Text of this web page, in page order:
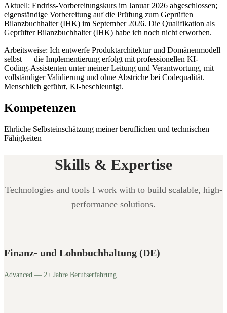
Aktuell: Endriss-Vorbereitungskurs im Januar 2026 abgeschlossen;
eigenständige Vorbereitung auf die Prüfung zum Geprüften
Bilanzbuchhalter (IHK) im September 2026. Die Qualifikation als
Geprüfter Bilanzbuchhalter (IHK) habe ich noch nicht erworben.
Arbeitsweise: Ich entwerfe Produktarchitektur und Domänenmodell
selbst — die Implementierung erfolgt mit professionellen KI-
Coding-Assistenten unter meiner Leitung und Verantwortung, mit
vollständiger Validierung und ohne Abstriche bei Codequalität.
Menschlich geführt, KI-beschleunigt.
Kompetenzen
Ehrliche Selbsteinschätzung meiner beruflichen und technischen
Fähigkeiten
Skills & Expertise
Technologies and tools I work with to build scalable, high-
performance solutions.
Finanz- und Lohnbuchhaltung (DE)
Advanced — 2+ Jahre Berufserfahrung